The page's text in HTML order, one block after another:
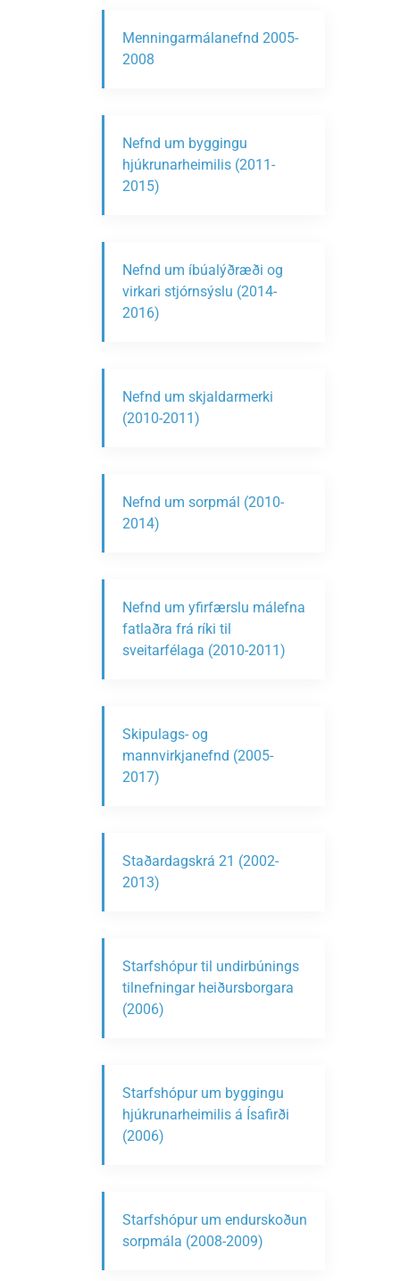
Menningarmálanefnd 2005-
2008
Nefnd um byggingu
hjúkrunarheimilis (2011-
2015)
Nefnd um íbúalýðræði og
virkari stjórnsýslu (2014-
2016)
Nefnd um skjaldarmerki
(2010-2011)
Nefnd um sorpmál (2010-
2014)
Nefnd um yfirfærslu málefna
fatlaðra frá ríki til
sveitarfélaga (2010-2011)
Skipulags- og
mannvirkjanefnd (2005-
2017)
Staðardagskrá 21 (2002-
2013)
Starfshópur til undirbúnings
tilnefningar heiðursborgara
(2006)
Starfshópur um byggingu
hjúkrunarheimilis á Ísafirði
(2006)
Starfshópur um endurskoðun
sorpmála (2008-2009)